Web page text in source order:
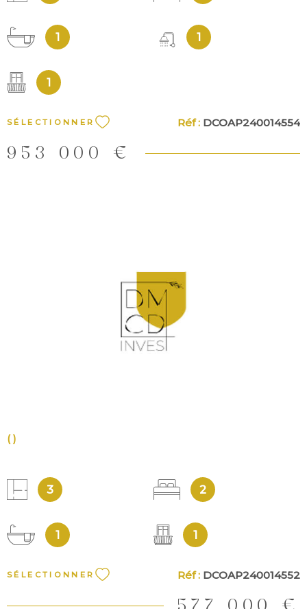
1 1
1
SÉLECTIONNER Réf : DCOAP240014554
953 000 €
()
3 2
1 1
SÉLECTIONNER Réf : DCOAP240014552
VOIR LE BIEN